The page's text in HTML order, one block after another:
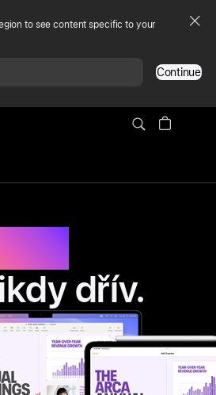
to see content specific to your
Continue
dřív.